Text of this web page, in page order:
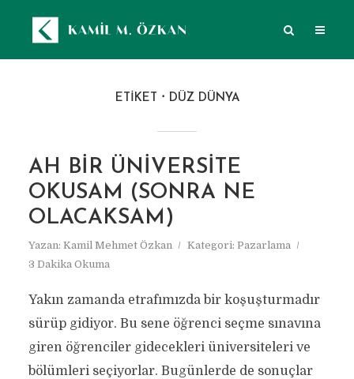
ETIKET DÜZ DÜNYA
AH BIR ÜNIVERSITE
OKUSAM (SONRA NE
OLACAKSAM)
Yazan: Kamil Mehmet Özkan Kategori: Pazarlama
3 Dakika Okuma
Yakın zamanda etrafımızda bir koşuşturmadır
sürüp gidiyor. Bu sene öğrenci seçme sınavına
giren öğrenciler gidecekleri üniversiteleri ve
bölümleri seçiyorlar. Bugünlerde de sonuçlar